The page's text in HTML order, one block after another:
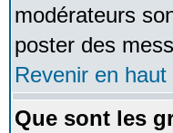
modérateurs
poster des
Revenir en
Que sont les